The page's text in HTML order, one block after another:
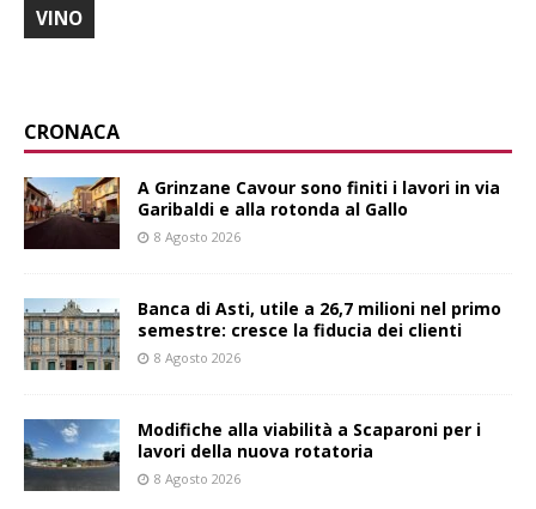
VINO
CRONACA
A Grinzane Cavour sono finiti i lavori in via
Garibaldi e alla rotonda al Gallo
8 Agosto 2026
Banca di Asti, utile a 26,7 milioni nel primo
semestre: cresce la fiducia dei clienti
8 Agosto 2026
Modifiche alla viabilità a Scaparoni per i
lavori della nuova rotatoria
8 Agosto 2026